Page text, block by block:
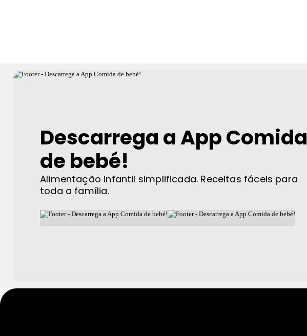
Descarrega a App Comida
de bebé!
Alimentação infantil simplificada. Receitas fáceis para
toda a família.